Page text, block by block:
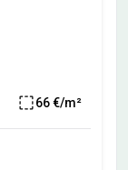
66 €/m²